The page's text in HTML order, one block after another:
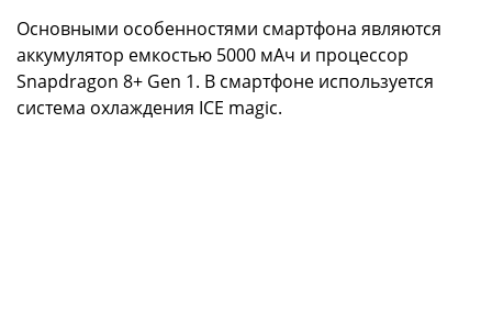
Основными особенностями смартфона являются
аккумулятор емкостью 5000 мАч и процессор
Snapdragon 8+ Gen 1. В смартфоне используется
система охлаждения ICE magic.